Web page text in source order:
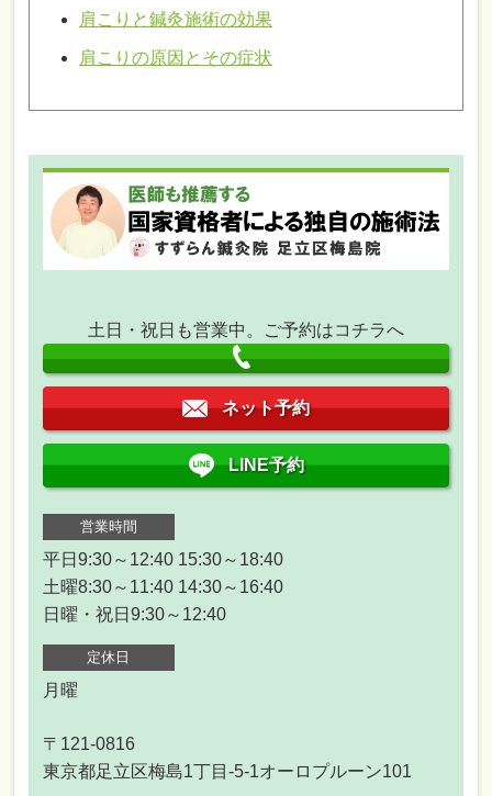
肩こりと鍼灸施術の効果
肩こりの原因とその症状
土日・祝日も営業中。ご予約はコチラへ
ネット予約
LINE予約
営業時間
平日9:30～12:40 15:30～18:40
土曜8:30～11:40 14:30～16:40
日曜・祝日9:30～12:40
定休日
月曜
〒121-0816
東京都足立区梅島1丁目-5-1オーロプルーン101